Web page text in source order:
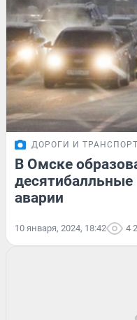
ДОРОГИ И ТРАНСПОРТ
В Омске
десятибалльные
аварии
10 января, 2024, 18:42 4